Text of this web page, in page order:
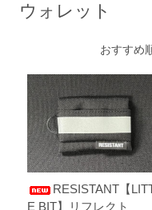
ウォレット
おすすめ
RESISTANT【
E BIT】リフレクト